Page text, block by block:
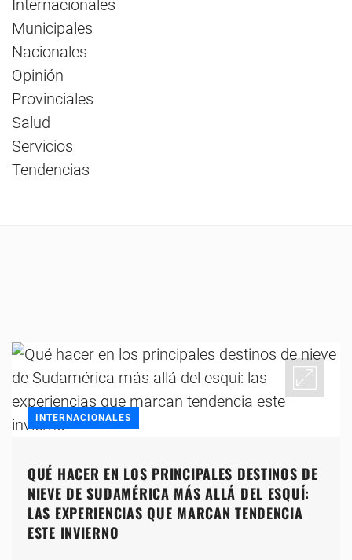
Internacionales
Municipales
Nacionales
Opinión
Provinciales
Salud
Servicios
Tendencias
INTERNACIONALES
QUÉ HACER EN LOS PRINCIPALES DESTINOS DE
NIEVE DE SUDAMÉRICA MÁS ALLÁ DEL ESQUÍ:
LAS EXPERIENCIAS QUE MARCAN TENDENCIA
ESTE INVIERNO